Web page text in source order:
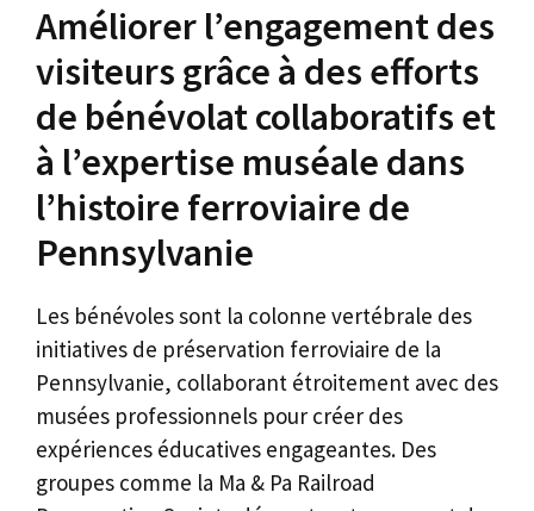
Améliorer l’engagement des
visiteurs grâce à des efforts
de bénévolat collaboratifs et
à l’expertise muséale dans
l’histoire ferroviaire de
Pennsylvanie
Les bénévoles sont la colonne vertébrale des
initiatives de préservation ferroviaire de la
Pennsylvanie, collaborant étroitement avec des
musées professionnels pour créer des
expériences éducatives engageantes. Des
groupes comme la Ma & Pa Railroad